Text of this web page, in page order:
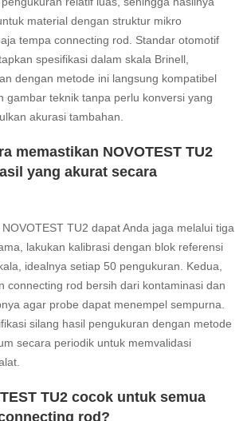
material dengan struktur mikro
tempa connecting rod. Standar otomotif
spesifikasi dalam skala Brinell,
dengan metode ini langsung kompatibel
gambar teknik tanpa perlu konversi yang
akurasi tambahan.
memastikan NOVOTEST TU2
yang akurat secara
TU2 dapat Anda jaga melalui tiga
lakukan kalibrasi dengan blok referensi
idealnya setiap 50 pengukuran. Kedua,
connecting rod bersih dari kontaminasi dan
agar probe dapat menempel sempurna.
silang hasil pengukuran dengan metode
secara periodik untuk memvalidasi
TU2 cocok untuk semua
rod?